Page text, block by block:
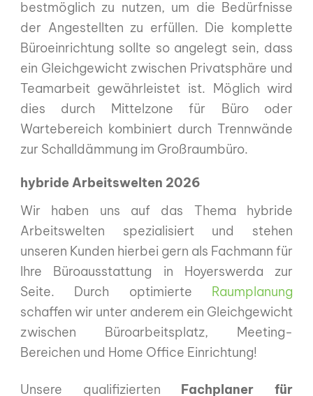
bestmöglich zu nutzen, um die Bedürfnisse
der Angestellten zu erfüllen. Die komplette
Büroeinrichtung sollte so angelegt sein, dass
ein Gleichgewicht zwischen Privatsphäre und
Teamarbeit gewährleistet ist. Möglich wird
dies durch Mittelzone für Büro oder
Wartebereich kombiniert durch Trennwände
zur Schalldämmung im Großraumbüro.
hybride Arbeitswelten 2026
Wir haben uns auf das Thema hybride
Arbeitswelten spezialisiert und stehen
unseren Kunden hierbei gern als Fachmann für
Ihre Büroausstattung in Hoyerswerda zur
Seite. Durch optimierte Raumplanung
schaffen wir unter anderem ein Gleichgewicht
zwischen Büroarbeitsplatz, Meeting-
Bereichen und Home Office Einrichtung!
Unsere qualifizierten Fachplaner für